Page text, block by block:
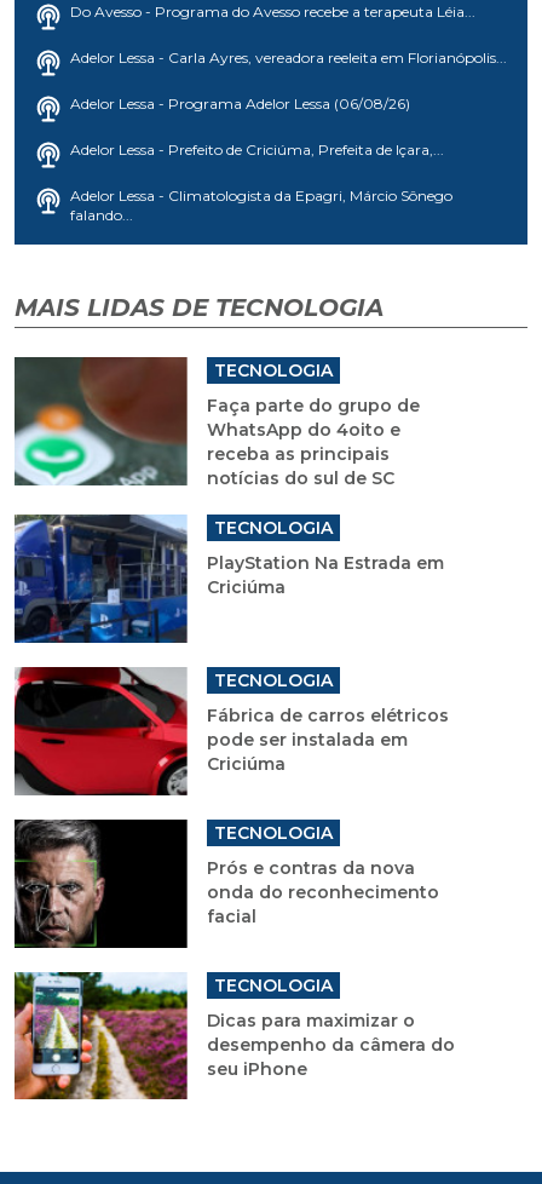
Do Avesso - Programa do Avesso recebe a terapeuta Léia...
Adelor Lessa - Carla Ayres, vereadora reeleita em Florianópolis...
Adelor Lessa - Programa Adelor Lessa (06/08/26)
Adelor Lessa - Prefeito de Criciúma, Prefeita de Içara,...
Adelor Lessa - Climatologista da Epagri, Márcio Sônego
falando...
MAIS LIDAS DE TECNOLOGIA
TECNOLOGIA
Faça parte do grupo de
WhatsApp do 4oito e
receba as principais
notícias do sul de SC
TECNOLOGIA
PlayStation Na Estrada em
Criciúma
TECNOLOGIA
Fábrica de carros elétricos
pode ser instalada em
Criciúma
TECNOLOGIA
Prós e contras da nova
onda do reconhecimento
facial
TECNOLOGIA
Dicas para maximizar o
desempenho da câmera do
seu iPhone